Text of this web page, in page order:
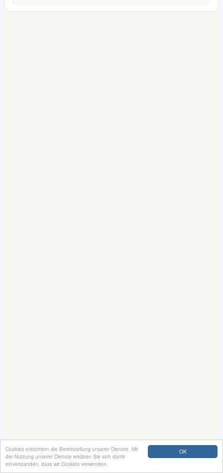
OK
Cookies erleichtern die Bereitstellung unserer Dienste. Mit
der Nutzung unserer Dienste erklären Sie sich damit
einverstanden, dass wir Cookies verwenden.